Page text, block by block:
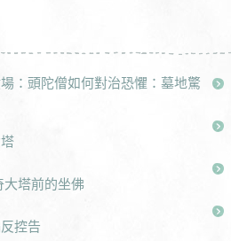
：頭陀僧如何對治恐懼：墓地驚
大塔前的坐佛
控告